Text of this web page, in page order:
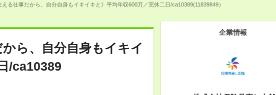
える仕事だから、自分自身もイキイキと》平均年収600万／完休二日/ca10389(11839849）
ら、自分自身もイキイ
/ca10389
企業情報